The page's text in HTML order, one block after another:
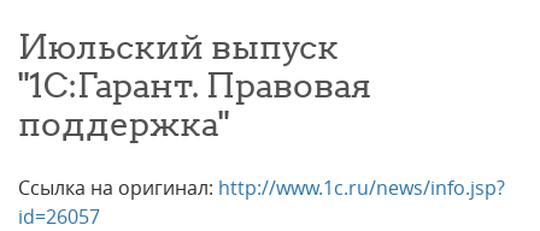
Июльский выпуск
"1С:Гарант. Правовая
поддержка"
Ссылка на оригинал: http://www.1c.ru/news/info.jsp?
id=26057